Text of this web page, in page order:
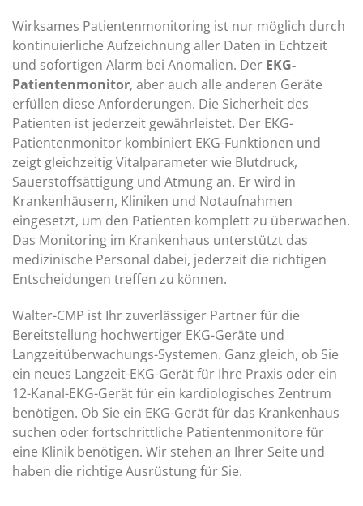
Wirksames Patientenmonitoring ist nur möglich durch
kontinuierliche Aufzeichnung aller Daten in Echtzeit
und sofortigen Alarm bei Anomalien. Der EKG-
Patientenmonitor, aber auch alle anderen Geräte
erfüllen diese Anforderungen. Die Sicherheit des
Patienten ist jederzeit gewährleistet. Der EKG-
Patientenmonitor kombiniert EKG-Funktionen und
zeigt gleichzeitig Vitalparameter wie Blutdruck,
Sauerstoffsättigung und Atmung an. Er wird in
Krankenhäusern, Kliniken und Notaufnahmen
eingesetzt, um den Patienten komplett zu überwachen.
Das Monitoring im Krankenhaus unterstützt das
medizinische Personal dabei, jederzeit die richtigen
Entscheidungen treffen zu können.
Walter-CMP ist Ihr zuverlässiger Partner für die
Bereitstellung hochwertiger EKG-Geräte und
Langzeitüberwachungs-Systemen. Ganz gleich, ob Sie
ein neues Langzeit-EKG-Gerät für Ihre Praxis oder ein
12-Kanal-EKG-Gerät für ein kardiologisches Zentrum
benötigen. Ob Sie ein EKG-Gerät für das Krankenhaus
suchen oder fortschrittliche Patientenmonitore für
eine Klinik benötigen. Wir stehen an Ihrer Seite und
haben die richtige Ausrüstung für Sie.